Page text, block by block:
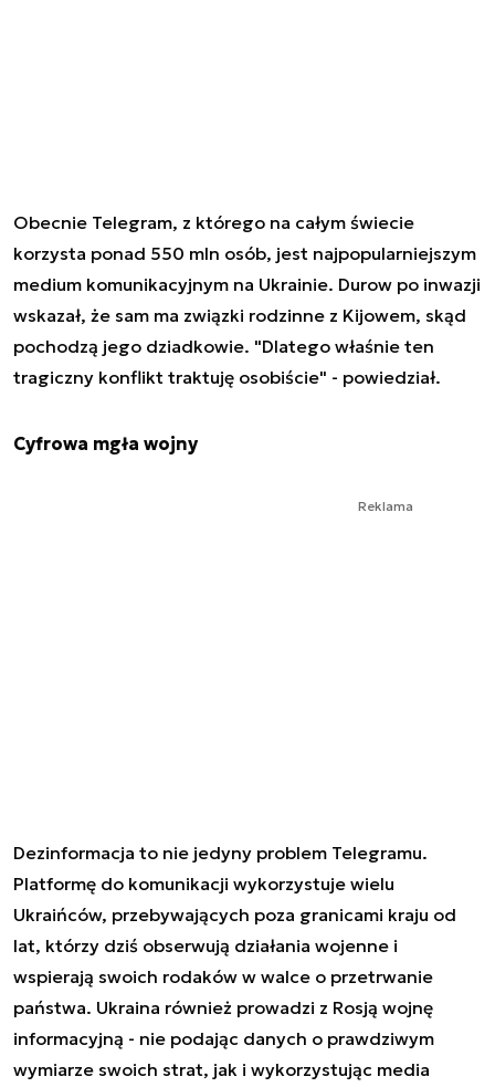
Obecnie Telegram, z którego na całym świecie
korzysta ponad 550 mln osób, jest najpopularniejszym
medium komunikacyjnym na Ukrainie. Durow po inwazji
wskazał, że sam ma związki rodzinne z Kijowem, skąd
pochodzą jego dziadkowie. "Dlatego właśnie ten
tragiczny konflikt traktuję osobiście" - powiedział.
Cyfrowa mgła wojny
Reklama
Dezinformacja to nie jedyny problem Telegramu.
Platformę do komunikacji wykorzystuje wielu
Ukraińców, przebywających poza granicami kraju od
lat, którzy dziś obserwują działania wojenne i
wspierają swoich rodaków w walce o przetrwanie
państwa. Ukraina również prowadzi z Rosją wojnę
informacyjną - nie podając danych o prawdziwym
wymiarze swoich strat, jak i wykorzystując media